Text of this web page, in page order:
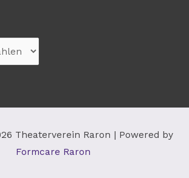
Theaterverein Raron | Powered by
Formcare Raron